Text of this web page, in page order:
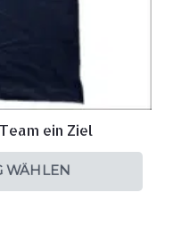
ein Ziel
WÄHLEN